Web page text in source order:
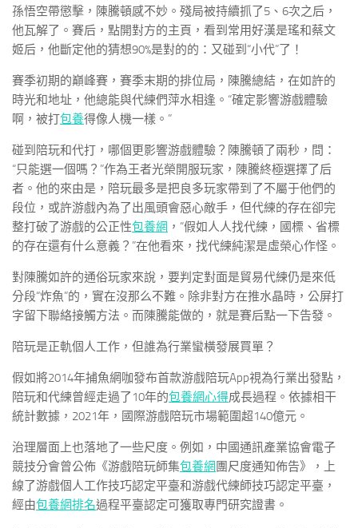
孫悟空帶懲擊，陳騰頓感不妙。殘局被持續抓了5、6次之后，
他瓦解了。賽后，點開對方的主頁，看到常用好漢是瑤和蔡文
姬后，他斷定他的猜想90%是對的的：又碰到“小代”了！
賽季初期的巔峰賽，賽季末期的排位局，陳騰總結，在如許的
時光和地址，他總能與代練們萍水相逢。“確定影響游戲體驗
啊，被打包養得像人機一樣。”
碰到陪玩和代打，哪個更影響游戲體驗？陳騰頓了兩秒，問：
“只能選一個嗎？”作為王者光榮開服玩家，陳騰終極選擇了后
者。他的來由是，陪玩最多是把良多玩家帶到了不屬于他們的
段位，或許游戲內為了出風頭會惡心敵手，但代練的存在卻完
整打破了游戲的公正性包養網 ，“假如人人找代練，國標、省標
的存在還有什么意義？”在他看來，找代練純潔是虛榮心作怪。
對陳騰如許的通俗玩家來說，要判定對面是貿易代練仍是來低
分段“炸魚”的，實在沒那么不難。除非對方在推水晶時，公屏打
字留下聯絡接觸方法。而陳騰能做的，就是賽后點一下告發。
陪玩是正軌個人工作，但誰為行業蠻橫發展買單？
假如將2014年捕魚網咖發布首款游戲陪玩App視為行業出發點，
陪玩和代練曾經走過了10年的包養網心得成長過程。依據相干
統計數據，2021年，國際游戲陪玩市場範圍超140億元。
治理層面上也落地了一些尺度。例如，中國通訊產業協會電子
競技分會曾公佈《游戲陪玩師集包養網 團尺度通知佈告》，上
線了游戲個人工作技巧認定平臺和游戲代練師技巧認定平臺，
經由包養網排名過程平臺認定可獲取專門研究證書。